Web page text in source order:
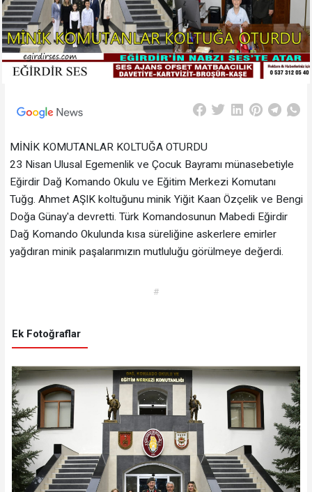
MİNİK KOMUTANLAR KOLTUĞA OTURDU
23 Nisan Ulusal Egemenlik ve Çocuk Bayramı münasebetiyle
Eğirdir Dağ Komando Okulu ve Eğitim Merkezi Komutanı
Tuğg. Ahmet AŞIK koltuğunu minik Yiğit Kaan Özçelik ve Bengi
Doğa Günay'a devretti. Türk Komandosunun Mabedi Eğirdir
Dağ Komando Okulunda kısa süreliğine askerlere emirler
yağdıran minik paşalarımızın mutluluğu görülmeye değerdi.
#
Ek Fotoğraflar